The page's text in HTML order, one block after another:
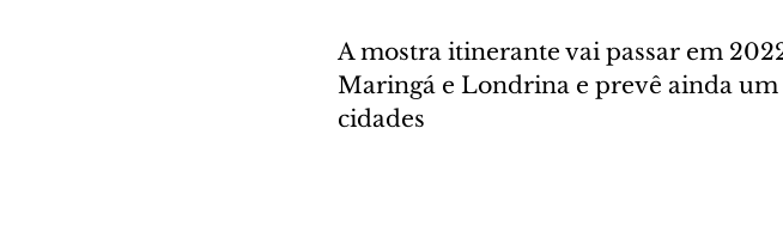
A mostra itinerante vai passar em
Maringá e Londrina e prevê ainda
cidades